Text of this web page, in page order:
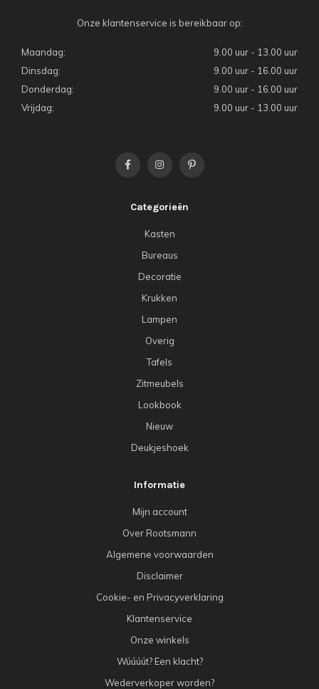
Onze klantenservice is bereikbaar op:
Maandag:
9.00 uur - 13.00 uur
Dinsdag:
9.00 uur - 16.00 uur
Donderdag:
9.00 uur - 16.00 uur
Vrijdag:
9.00 uur - 13.00 uur
Categorieën
Kasten
Bureaus
Decoratie
Krukken
Lampen
Overig
Tafels
Zitmeubels
Lookbook
Nieuw
Deukjeshoek
Informatie
Mijn account
Over Rootsmann
Algemene voorwaarden
Disclaimer
Cookie- en Privacyverklaring
Klantenservice
Onze winkels
Wúúúút? Een klacht?
Wederverkoper worden?